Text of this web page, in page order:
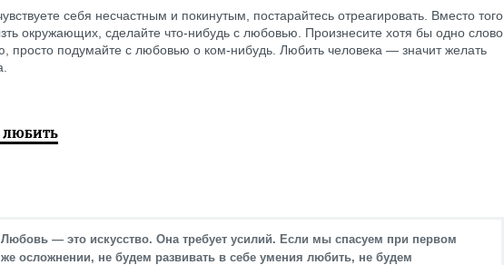
себя несчастным и покинутым, постарайтесь отреагировать. Вместо того
окружающих, сделайте что-нибудь с любовью. Произнесите хотя бы одно слово
просто подумайте с любовью о ком-нибудь. Любить человека — значит желать
ЛЮБИТЬ
Любовь — это искусство. Она требует усилий. Если мы спасуем при первом
же осложнении, не будем развивать в себе умения любить, не будем